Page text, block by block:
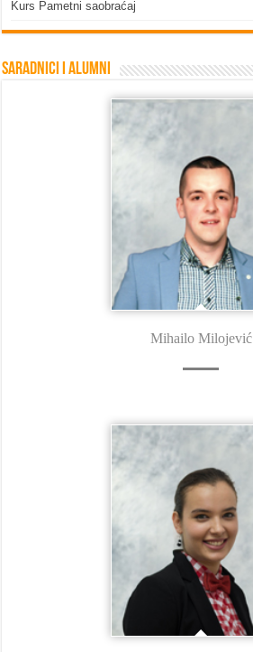
Kurs Pametni saobraćaj
Saradnici i Alumni
Mihailo Milojević